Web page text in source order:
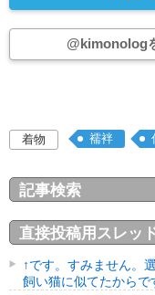
@kimonolog
着物 襦袢
記事検索
直接投稿用スレッ
↑です。すみません。
飼い猫に似てたからで